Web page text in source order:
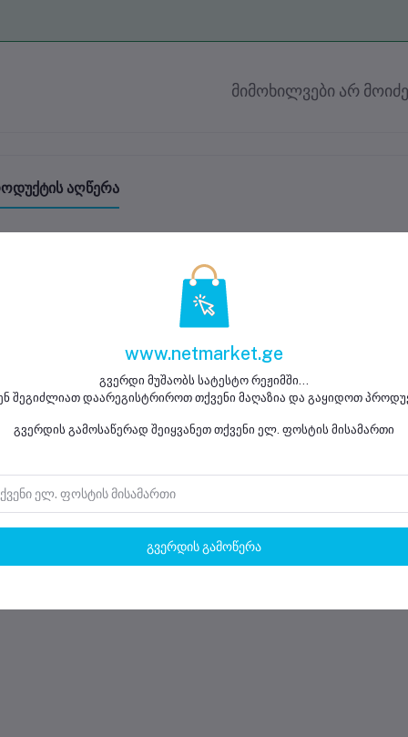
მიმოხილვები არ
აღწერა
Brought Products
www.netmarket.ge
გვერდი მუშაობს სატესტო რეჟიმში...
შეგიძლიათ დაარეგისტრიროთ თქვენი მაღაზია და გაყიდოთ
გვერდის გამოსაწერად შეიყვანეთ თქვენი ელ. ფოსტის მისამართი
გვერდის გამოწერა